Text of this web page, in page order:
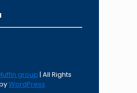
group | All Rights
WordPress